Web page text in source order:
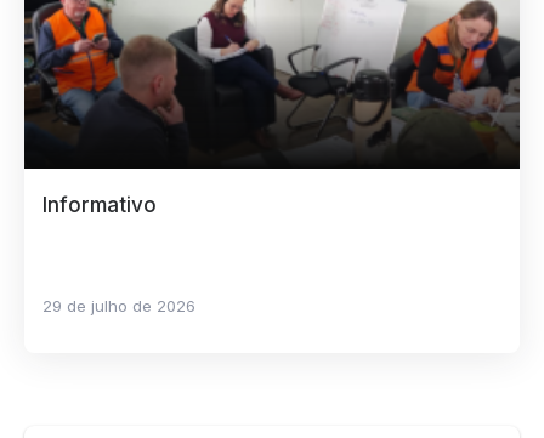
Informativo
29 de julho de 2026